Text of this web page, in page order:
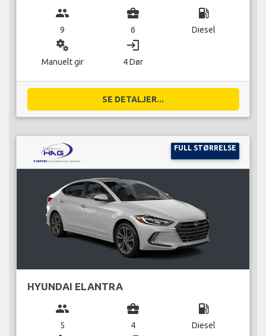
group
9
business_center
6
local_gas_station
Diesel
miscellaneous_services
Manuelt gir
login
4 Dør
SE DETALJER...
FULL STØRRELSE
HYUNDAI ELANTRA
group
5
business_center
4
local_gas_station
Diesel